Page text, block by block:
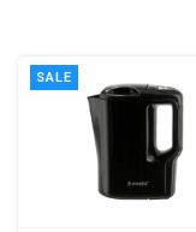
SALE